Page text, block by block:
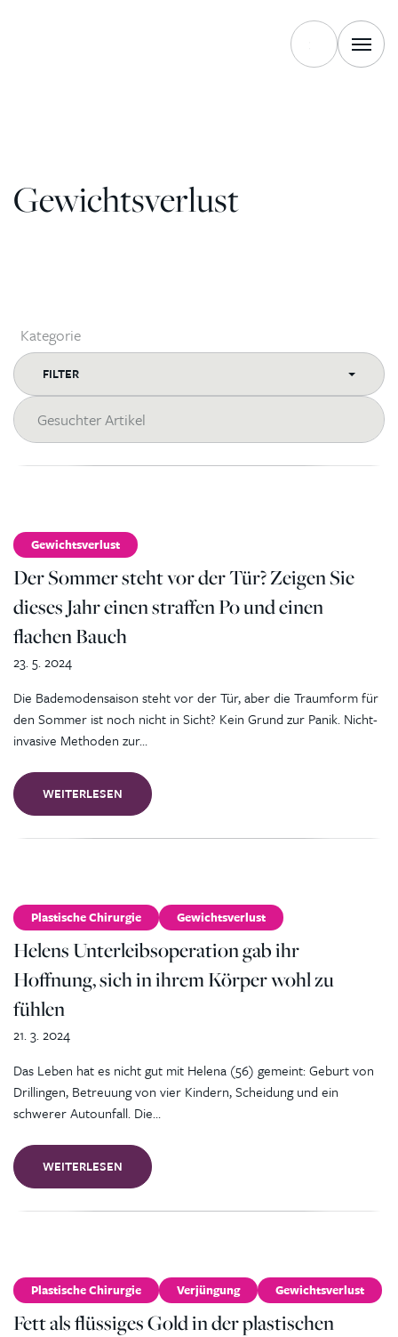
Gewichtsverlust
Kategorie
FILTER
Der Sommer steht vor der Tür? Zeigen Sie
dieses Jahr einen straffen Po und einen
flachen Bauch
Gewichtsverlust
Die Bademodensaison steht vor der Tür, aber die Traumform für
den Sommer ist noch nicht in Sicht? Kein Grund zur Panik. Nicht-
invasive Methoden zur…
WEITERLESEN
23. 5. 2024
Helens Unterleibsoperation gab ihr
Hoffnung, sich in ihrem Körper wohl zu
fühlen
Plastische Chirurgie Gewichtsverlust
Das Leben hat es nicht gut mit Helena (56) gemeint: Geburt von
Drillingen, Betreuung von vier Kindern, Scheidung und ein
schwerer Autounfall. Die…
WEITERLESEN
21. 3. 2024
Fett als flüssiges Gold in der plastischen
Plastische Chirurgie Verjüngung Gewichtsverlust